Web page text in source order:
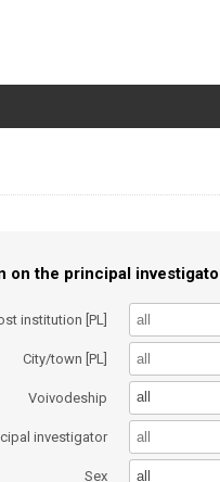
on the principal
institution [PL]
City/town [PL]
Voivodeship all
investigator
Sex all